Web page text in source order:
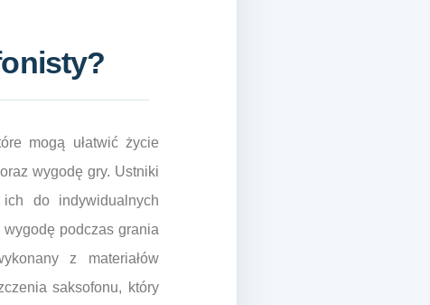
mogą ułatwić życie
wygodę gry. Ustniki
do indywidualnych
podczas grania
z materiałów
saksofonu, który